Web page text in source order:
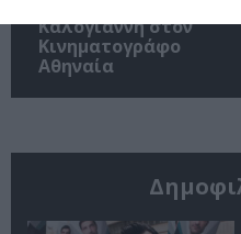
Καλογιάννη στον
Κινηματογράφο
Αθηναία